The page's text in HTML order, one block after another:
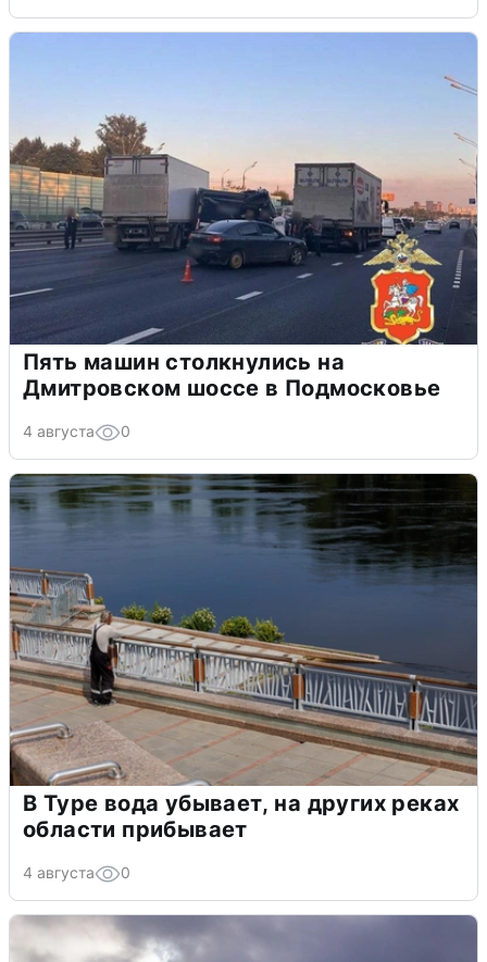
Пять машин столкнулись на
Дмитровском шоссе в Подмосковье
4 августа 0
В Туре вода убывает, на других реках
области прибывает
4 августа 0